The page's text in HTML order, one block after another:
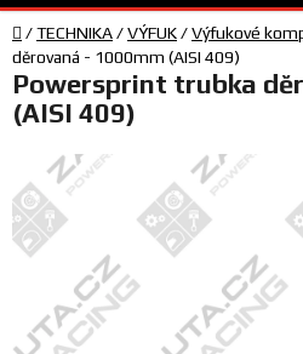
TECHNIKA
VYBAVENÍ
JEZDEC
TÝM
SERVIS
Domů
/TECHNIKA/VÝFUK/Výfukové
děrovaná - 1000mm (AISI 409)
Powersprint trubka
(AISI 409)